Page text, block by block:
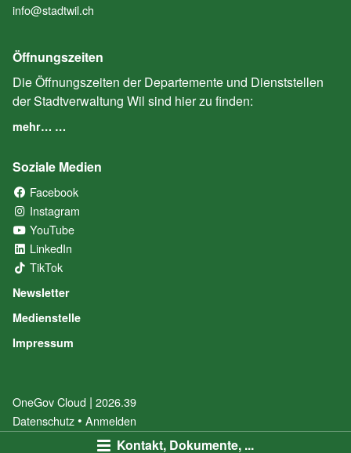
Kontakt, Dokumente, ...
info@stadtwil.ch
Öffnungszeiten
Die Öffnungszeiten der Departemente und Dienststellen
der Stadtverwaltung Wil sind hier zu finden:
mehr… …
Soziale Medien
Facebook
Instagram
YouTube
LinkedIn
TikTok
Newsletter
Medienstelle
Impressum
OneGov Cloud (External Link)
| 2026.39
Datenschutz (External Link)
Anmelden